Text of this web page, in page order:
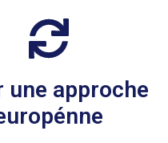
une approche